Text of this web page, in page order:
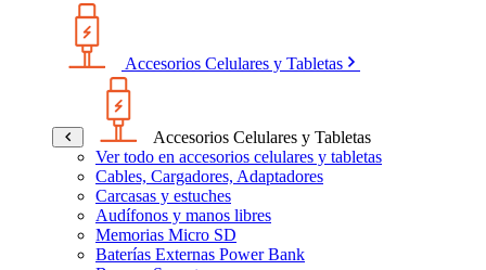
Accesorios Celulares y Tabletas
Accesorios Celulares y Tabletas
Ver todo en accesorios celulares y tabletas
Cables, Cargadores, Adaptadores
Carcasas y estuches
Audífonos y manos libres
Memorias Micro SD
Baterías Externas Power Bank